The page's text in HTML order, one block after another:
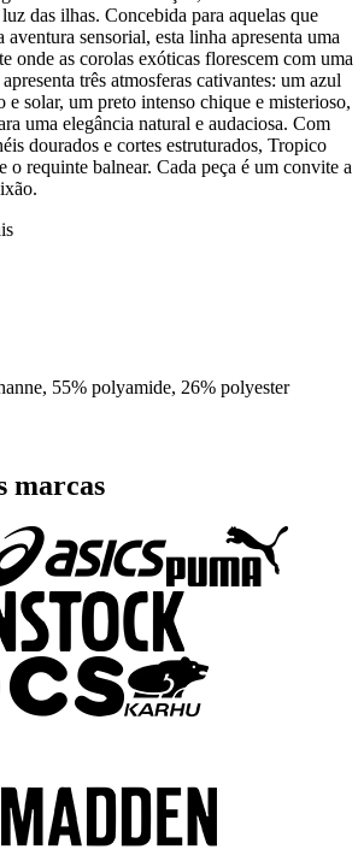
das ilhas. Concebida para aquelas que
sensorial, esta linha apresenta uma
onde as corolas exóticas florescem com uma
três atmosferas cativantes: um azul
e solar, um preto intenso chique e misterioso,
uma elegância natural e audaciosa. Com
dourados e cortes estruturados, Tropico
o requinte balnear. Cada peça é um convite a
55% polyamide, 26% polyester
marcas